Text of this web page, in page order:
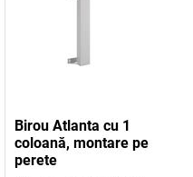
Birou Atlanta cu 1
coloană, montare pe
perete